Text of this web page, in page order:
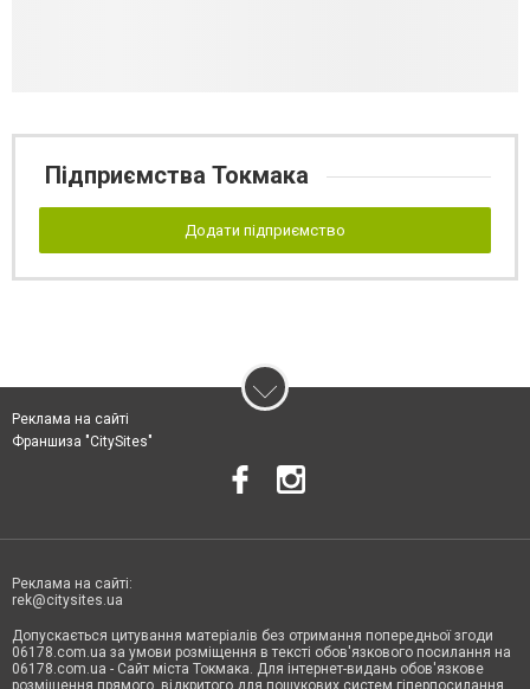
Підприємства Токмака
Додати підприємство
Реклама на сайті
Франшиза "CitySites"
Реклама на сайті:
rek@citysites.ua
Допускається цитування матеріалів без отримання попередньої згоди
06178.com.ua за умови розміщення в тексті обов'язкового посилання на
06178.com.ua - Сайт міста Токмака. Для інтернет-видань обов'язкове
розміщення прямого, відкритого для пошукових систем гіперпосилання